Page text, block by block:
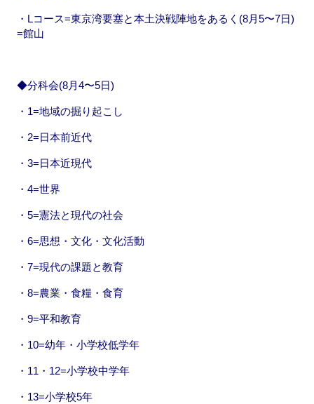
・Lコース=東京湾要塞と本土決戦陣地をあるく(8月5〜7日)
=館山
◆分科会(8月4〜5日)
・1=地域の掘り起こし
・2=日本前近代
・3=日本近現代
・4=世界
・5=憲法と現代の社会
・6=思想・文化・文化活動
・7=現代の課題と教育
・8=農業・食糧・食育
・9=平和教育
・10=幼年・小学校低学年
・11・12=小学校中学年
・13=小学校5年